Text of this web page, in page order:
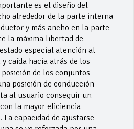
es el diseño del
alrededor de la parte interna
y más ancho en la parte
la máxima libertad de
especial atención al
caída hacia atrás de los
de los conjuntos
posición de conducción
al usuario conseguir un
la mayor eficiencia
capacidad de ajustarse